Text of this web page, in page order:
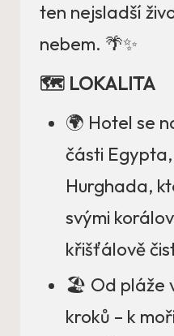
ten nejsladší
nebem. 🌴✨
🗺️ LOKALITA
🌍 Hotel se
části
Hurghada,
svými
křišťálově
🏖️ Od pláže
kroků – k